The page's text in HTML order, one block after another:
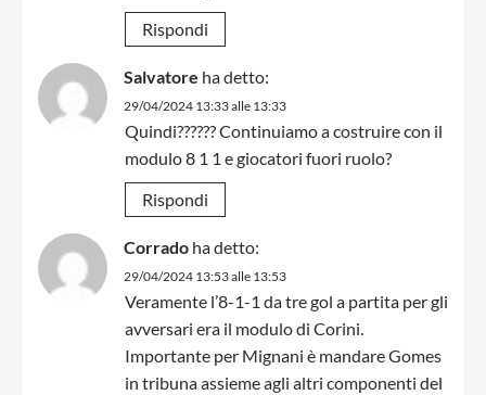
Rispondi
Salvatore ha detto:
29/04/2024 13:33 alle 13:33
Quindi?????? Continuiamo a costruire con il
modulo 8 1 1 e giocatori fuori ruolo?
Rispondi
Corrado ha detto:
29/04/2024 13:53 alle 13:53
Veramente l’8-1-1 da tre gol a partita per gli
avversari era il modulo di Corini.
Importante per Mignani è mandare Gomes
in tribuna assieme agli altri componenti del